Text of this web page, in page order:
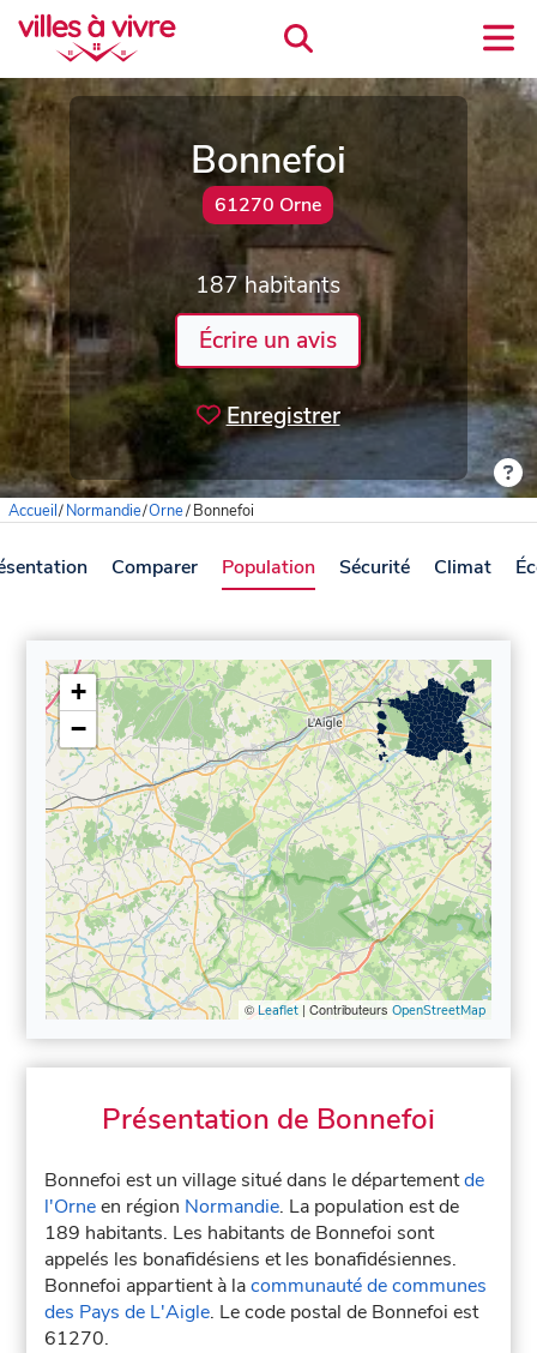
Bonnefoi
61270 Orne
187 habitants
Écrire un avis
Enregistrer
Accueil/Normandie/Orne/Bonnefoi
Comparer Population Sécurité Climat
+
−
© Leaflet| Contributeurs OpenStreetMap
Présentation de Bonnefoi
Bonnefoi est un village situé dans le départementde
l'Orneen région Normandie. La population est de
189 habitants. Les habitants de Bonnefoi sont
appelés les bonafidésiens et les bonafidésiennes.
Bonnefoi appartient à lacommunauté de communes
des Pays de L'Aigle. Le code postal de Bonnefoi est
61270.